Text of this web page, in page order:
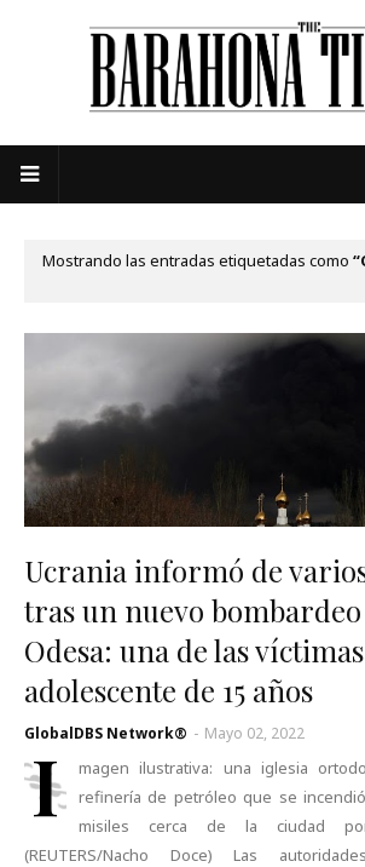
Mostrando las entradas etiquetadas como
Ucrania informó de
tras un nuevo
Odesa: una de las
adolescente de 15 años
GlobalDBS Network® - Mayo 02, 2022
I
magen ilustrativa: una iglesia
refinería de petróleo que se
misiles cerca de la ciudad
(REUTERS/Nacho Doce) Las